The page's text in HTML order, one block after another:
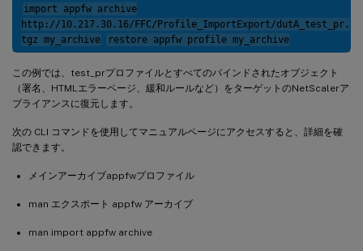
import appfw archive
http://10.217.30.16/FFC/Profile_ImportExport/dutA_test_pr.
tgz my_archive
restore appfw profile my_archive
この例では、test_prプロファイルとすべてのバインドされたオブジェクト
（署名、HTMLエラーページ、緩和ルールなど）をターゲットのNetScalerア
プライアンスに復元します。
次の CLI コマンドを使用してマニュアルページにアクセスすると、詳細を確
認できます。
メインアーカイブappfwプロファイル
man エクスポート appfw アーカイブ
man import appfw archive